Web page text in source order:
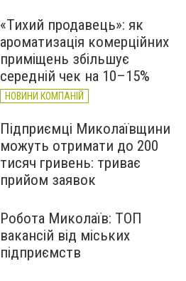
«Тихий продавець»: як
ароматизація комерційних
приміщень збільшує
середній чек на 10–15%
НОВИНИ КОМПАНІЙ
Підприємці Миколаївщини
можуть отримати до 200
тисяч гривень: триває
прийом заявок
Робота Миколаїв: ТОП
вакансій від міських
підприємств